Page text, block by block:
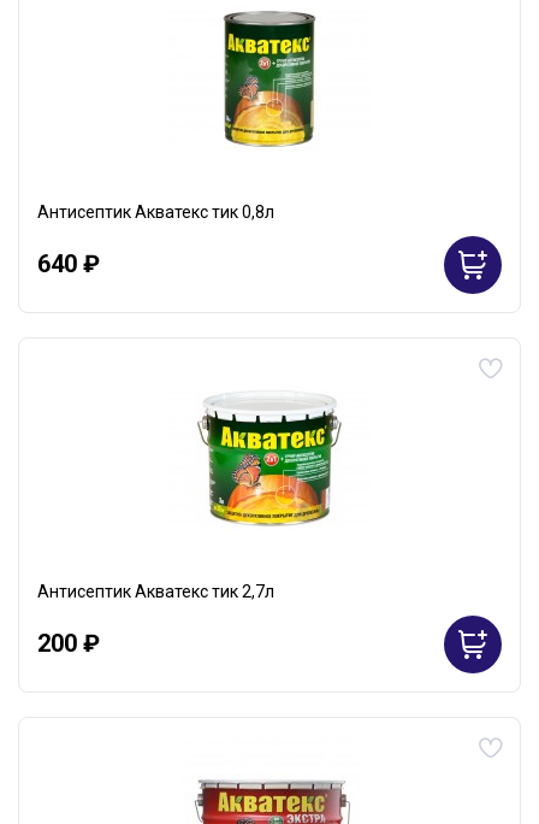
Антисептик Акватекс тик 0,8л
640 ₽
Антисептик Акватекс тик 2,7л
200 ₽